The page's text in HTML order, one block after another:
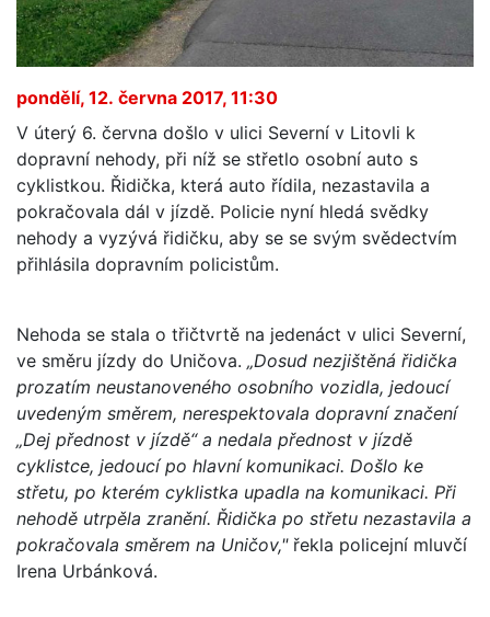
pondělí, 12. června 2017, 11:30
V úterý 6. června došlo v ulici Severní v Litovli k
dopravní nehody, při níž se střetlo osobní auto s
cyklistkou. Řidička, která auto řídila, nezastavila a
pokračovala dál v jízdě. Policie nyní hledá svědky
nehody a vyzývá řidičku, aby se se svým svědectvím
přihlásila dopravním policistům.
Nehoda se stala o třičtvrtě na jedenáct v ulici Severní,
ve směru jízdy do Uničova. „Dosud nezjištěná řidička
prozatím neustanoveného osobního vozidla, jedoucí
uvedeným směrem, nerespektovala dopravní značení
„Dej přednost v jízdě“ a nedala přednost v jízdě
cyklistce, jedoucí po hlavní komunikaci. Došlo ke
střetu, po kterém cyklistka upadla na komunikaci. Při
nehodě utrpěla zranění. Řidička po střetu nezastavila a
pokračovala směrem na Uničov,"řekla policejní mluvčí
Irena Urbánková.